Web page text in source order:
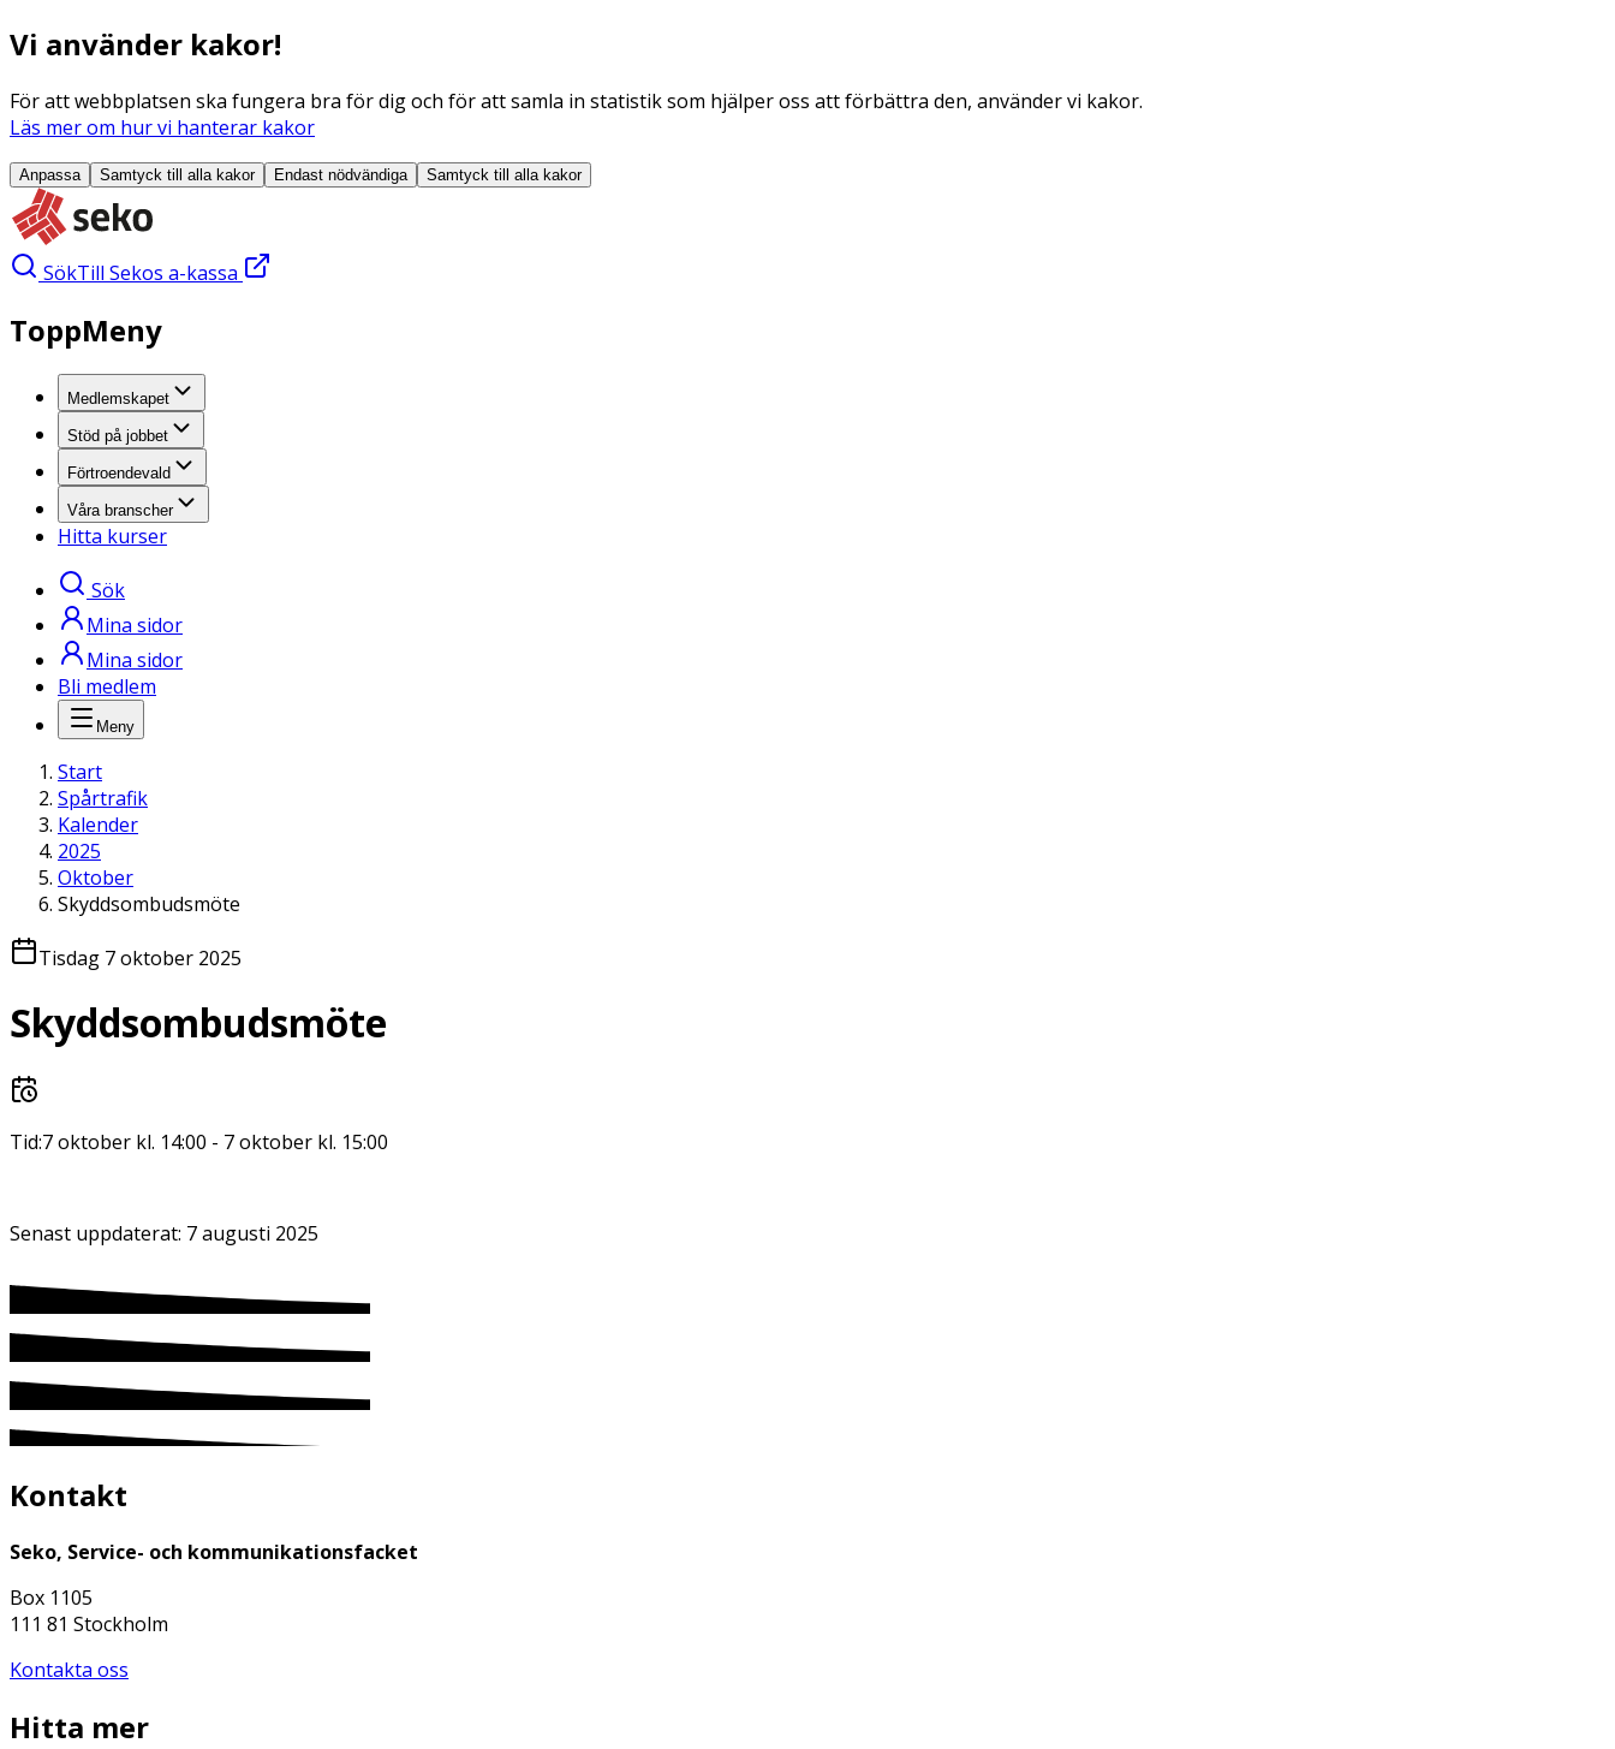
Vi använder kakor!
För att webbplatsen ska fungera bra för dig och för att samla in statistik som hjälper oss att förbättra den, använder vi kakor.
Läs mer om hur vi hanterar kakor
Anpassa Samtyck till alla kakor Endast nödvändiga Samtyck till alla kakor
SökTill Sekos a-kassa
ToppMeny
Medlemskapet
Stöd på jobbet
Förtroendevald
Våra branscher
Hitta kurser
Sök
Mina sidor
Mina sidor
Bli medlem
Meny
Start
Spårtrafik
Kalender
2025
Oktober
Skyddsombudsmöte
Tisdag 7 oktober 2025
Skyddsombudsmöte
Tid:7 oktober kl. 14:00 - 7 oktober kl. 15:00
Senast uppdaterat: 7 augusti 2025
Kontakt
Seko, Service- och kommunikationsfacket
Box 1105
111 81 Stockholm
Kontakta oss
Hitta mer